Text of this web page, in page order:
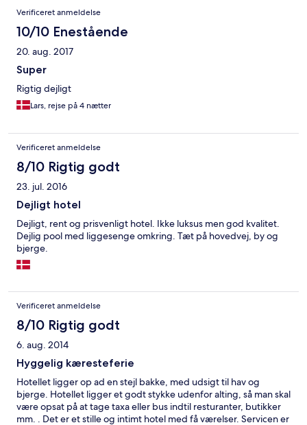
Verificeret anmeldelse
10/10 Enestående
20. aug. 2017
Super
Rigtig dejligt
Lars, rejse på 4 nætter
Verificeret anmeldelse
8/10 Rigtig godt
23. jul. 2016
Dejligt hotel
Dejligt, rent og prisvenligt hotel. Ikke luksus men god kvalitet.
Dejlig pool med liggesenge omkring. Tæt på hovedvej, by og
bjerge.
Verificeret anmeldelse
8/10 Rigtig godt
6. aug. 2014
Hyggelig kæresteferie
Hotellet ligger op ad en stejl bakke, med udsigt til hav og
bjerge. Hotellet ligger et godt stykke udenfor alting, så man skal
være opsat på at tage taxa eller bus indtil resturanter, butikker
mm. . Det er et stille og intimt hotel med få værelser. Servicen er